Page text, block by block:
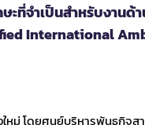
ที่จำเป็นสำหรับงานด้
International
หม่ โดยศูนย์บริหารพันธกิจส